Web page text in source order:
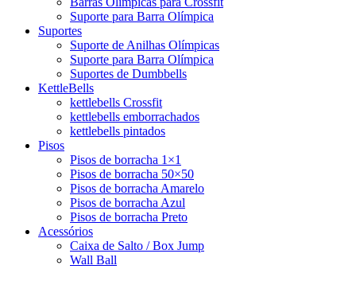
Suporte para Barra Olímpica
Suportes
Suporte de Anilhas Olímpicas
Suporte para Barra Olímpica
Suportes de Dumbbells
KettleBells
kettlebells Crossfit
kettlebells emborrachados
kettlebells pintados
Pisos
Pisos de borracha 1×1
Pisos de borracha 50×50
Pisos de borracha Amarelo
Pisos de borracha Azul
Pisos de borracha Preto
Acessórios
Caixa de Salto / Box Jump
Wall Ball